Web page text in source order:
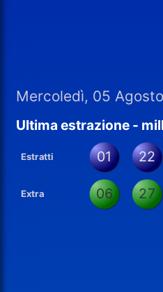
Mercoledì, 05
Ultima estrazione -
Estratti 01 22
Extra 06 27